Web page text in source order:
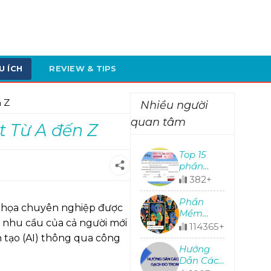
ÍCH REVIEW & TIPS
Z
Từ A đến Z
chuyên nghiệp được
cầu của cả người mới
(AI) thông qua công
Nhiều người
quan tâm
Top 15
phần
mềm
download
nhanh,
miễn phí
chất
nhất
382+
Phần
Mềm
Adobe
Illustrator
Full Tính
Năng
114365+
Hướng
Dẫn Cách